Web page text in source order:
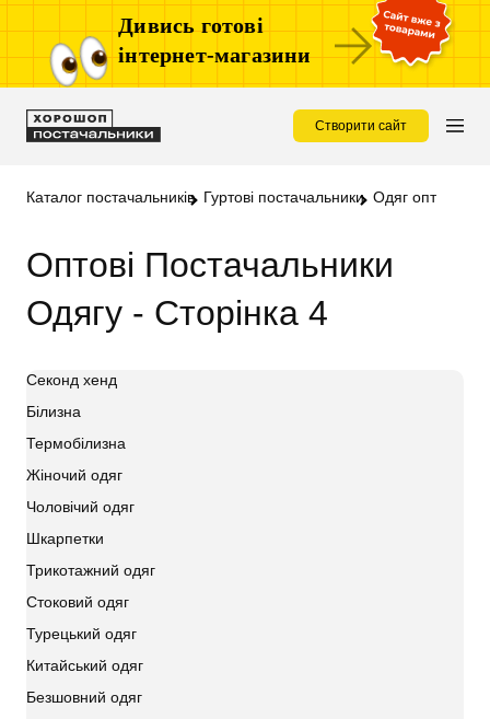
Дивись готові
інтернет-магазини
Створити сайт
Каталог постачальників Гуртові постачальники Одяг опт
Оптові Постачальники
Одягу - Сторінка 4
Секонд хенд
Білизна
Термобілизна
Жіночий одяг
Чоловічий одяг
Шкарпетки
Трикотажний одяг
Стоковий одяг
Турецький одяг
Китайський одяг
Безшовний одяг